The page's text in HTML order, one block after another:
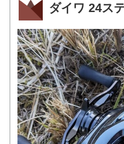
ダイワ 24ス